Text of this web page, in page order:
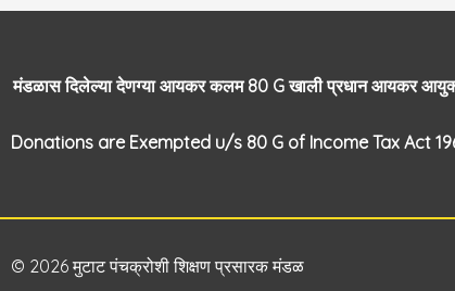
मंडळास दिलेल्या देणग्या आयकर कलम 80 G खाली प्रधान आयकर
Donations are Exempted u/s 80 G of Income Tax Act
© 2026मुटाट पंचक्रोशी शिक्षण प्रसारक मंडळ